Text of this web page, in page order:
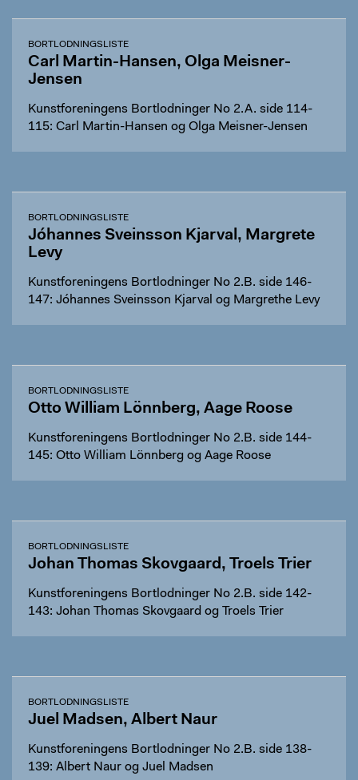
BORTLODNINGSLISTE
Carl Martin-Hansen, Olga Meisner-
Jensen
Kunstforeningens Bortlodninger No 2.A. side 114-
115: Carl Martin-Hansen og Olga Meisner-Jensen
BORTLODNINGSLISTE
Jóhannes Sveinsson Kjarval, Margrete
Levy
Kunstforeningens Bortlodninger No 2.B. side 146-
147: Jóhannes Sveinsson Kjarval og Margrethe Levy
BORTLODNINGSLISTE
Otto William Lönnberg, Aage Roose
Kunstforeningens Bortlodninger No 2.B. side 144-
145: Otto William Lönnberg og Aage Roose
BORTLODNINGSLISTE
Johan Thomas Skovgaard, Troels Trier
Kunstforeningens Bortlodninger No 2.B. side 142-
143: Johan Thomas Skovgaard og Troels Trier
BORTLODNINGSLISTE
Juel Madsen, Albert Naur
Kunstforeningens Bortlodninger No 2.B. side 138-
139: Albert Naur og Juel Madsen